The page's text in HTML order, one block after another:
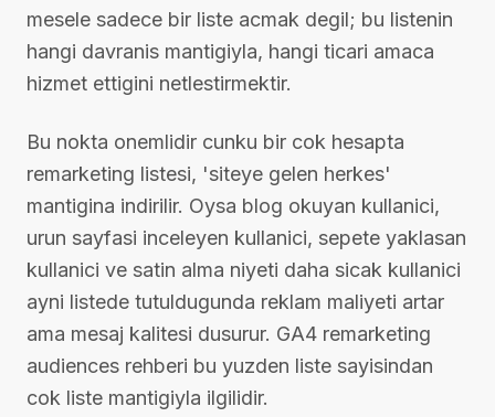
mesele sadece bir liste acmak degil; bu listenin
hangi davranis mantigiyla, hangi ticari amaca
hizmet ettigini netlestirmektir.
Bu nokta onemlidir cunku bir cok hesapta
remarketing listesi, 'siteye gelen herkes'
mantigina indirilir. Oysa blog okuyan kullanici,
urun sayfasi inceleyen kullanici, sepete yaklasan
kullanici ve satin alma niyeti daha sicak kullanici
ayni listede tutuldugunda reklam maliyeti artar
ama mesaj kalitesi dusurur. GA4 remarketing
audiences rehberi bu yuzden liste sayisindan
cok liste mantigiyla ilgilidir.